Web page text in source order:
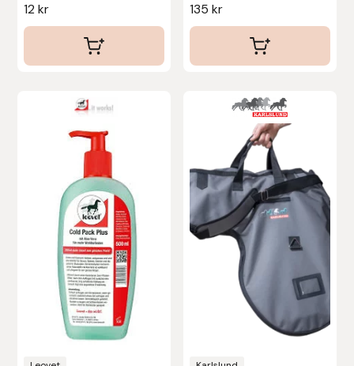
12kr
135 kr
Roeckl
Safehorse of Sweden
Sigga Ævars
Sivart Bokförlag
Sonnenreiter
Stina Helmersson Bokförlag